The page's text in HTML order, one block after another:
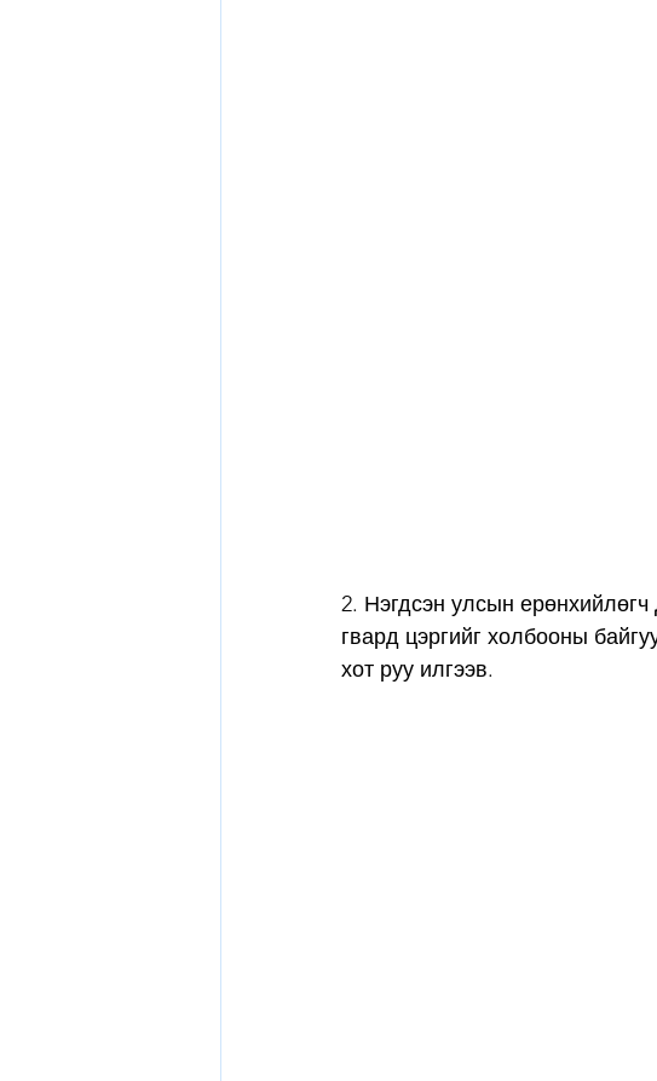
2. Нэгдсэн улсын
гвард цэргийг холбооны
хот руу илгээв.